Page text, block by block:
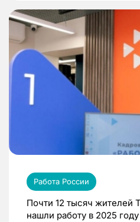
Работа России
Почти 12 тысяч жителей
нашли работу в 2025 году